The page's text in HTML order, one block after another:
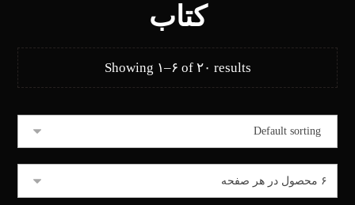
کتاب
Showing ۱–۶ of ۲۰ results